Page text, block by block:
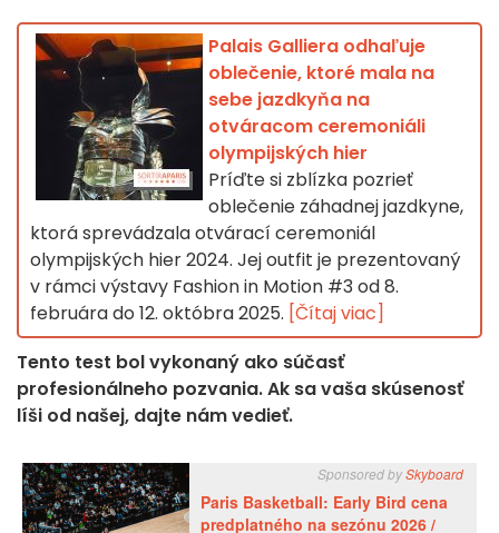
Palais Galliera odhaľuje
oblečenie, ktoré mala na
sebe jazdkyňa na
otváracom ceremoniáli
olympijských hier
Príďte si zblízka pozrieť
oblečenie záhadnej jazdkyne,
ktorá sprevádzala otvárací ceremoniál
olympijských hier 2024. Jej outfit je prezentovaný
v rámci výstavy Fashion in Motion #3 od 8.
februára do 12. októbra 2025. [Čítaj viac]
Tento test bol vykonaný ako súčasť
profesionálneho pozvania. Ak sa vaša skúsenosť
líši od našej, dajte nám vedieť.